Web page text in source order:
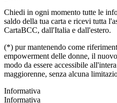
Chiedi in ogni momento tutte le
saldo della tua carta e ricevi tutta
CartaBCC, dall'Italia e dall'estero.
(*) pur mantenendo come
empowerment delle donne, il
modo da essere accessibile
maggiorenne, senza alcuna
Informativa
Informativa